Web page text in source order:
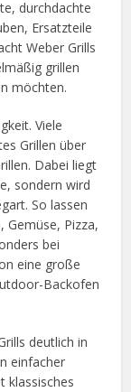
durchdachte
Ersatzteile
Weber Grills
grillen
möchten.
Viele
Grillen über
Dabei liegt
sondern wird
So lassen
Gemüse, Pizza,
bei
eine große
Backofen
deutlich in
einfacher
klassisches